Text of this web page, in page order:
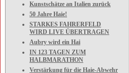
Kunstschätze an Italien zurück
50 Jahre Haie!
STARKES FAHRERFELD
WIRD LIVE ÜBERTRAGEN
Aubry wird ein Hai
IN 123 TAGEN ZUM
HALBMARATHON
Verstärkung für die Haie-Abwehr